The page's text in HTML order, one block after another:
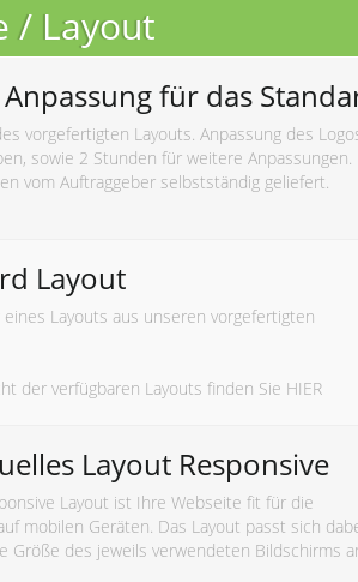
/ Layout
für das
vorgefertigten Layouts. Anpassung des
sowie 2 Stunden für weitere Anpassungen.
vom Auftraggeber selbstständig geliefert.
Layout
Layouts aus unseren vorgefertigten
der verfügbaren Layouts finden Sie HIER
Layout Responsive
Layout ist Ihre Webseite fit für die
mobilen Geräten. Das Layout passt sich
Größe des jeweils verwendeten Bildschirms